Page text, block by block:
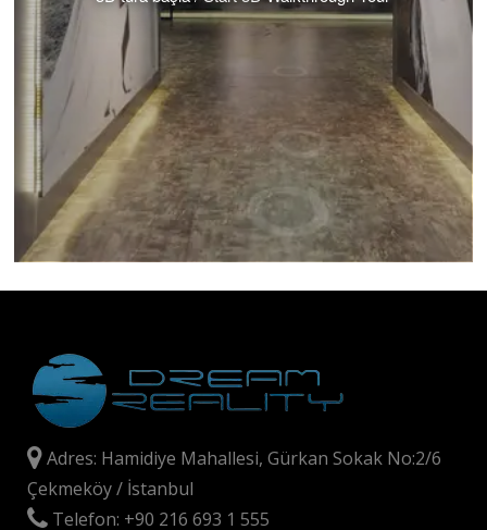
Adres: Hamidiye Mahallesi, Gürkan Sokak No:2/6
Çekmeköy / İstanbul
Telefon: +90 216 693 1 555